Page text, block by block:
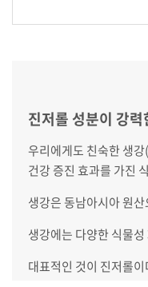
진저롤 성분이 강
우리에게도 친숙한 생
건강 증진 효과를 가진
생강은 동남아시아 원
생강에는 다양한 식물
대표적인 것이 진저롤이